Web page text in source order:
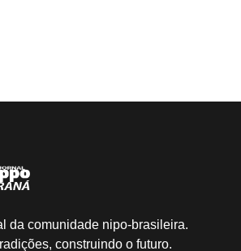
da comunidade nipo-brasileira.
construindo o futuro.